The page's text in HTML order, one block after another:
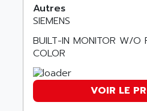
MOTEUR VSA CA
VARMECA
PCD2
PCD7
VT585
AT&SMLBNA
AT&T
ATA ELECTRO
ATE
ATEC
Autres
SIEMENS
BUILT-IN MONITOR W/O
COLOR
VOIR LE